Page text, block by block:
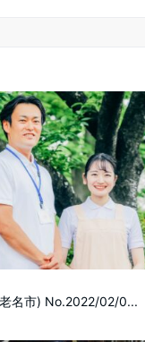
名市) No.2022/02/0...